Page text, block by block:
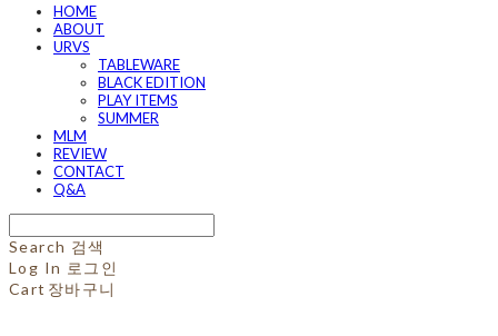
HOME
ABOUT
URVS
TABLEWARE
BLACK EDITION
PLAY ITEMS
SUMMER
MLM
REVIEW
CONTACT
Q&A
Search 검색
Log In 로그인
Cart 장바구니